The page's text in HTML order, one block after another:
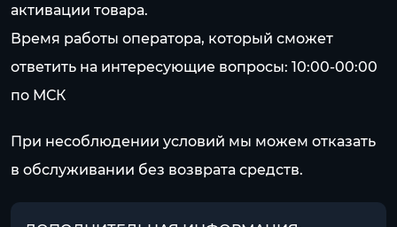
активации товара.
Время работы оператора, который сможет
ответить на интересующие вопросы: 10:00-00:00
по МСК
При несоблюдении условий мы можем отказать
в обслуживании без возврата средств.